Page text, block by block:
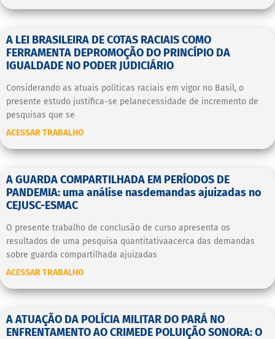
A LEI BRASILEIRA DE COTAS RACIAIS COMO
FERRAMENTA DEPROMOÇÃO DO PRINCÍPIO DA
IGUALDADE NO PODER JUDICIÁRIO
Considerando as atuais políticas raciais em vigor no Basil, o
presente estudo justifica-se pelanecessidade de incremento de
pesquisas que se
ACESSAR TRABALHO
A GUARDA COMPARTILHADA EM PERÍODOS DE
PANDEMIA: uma análise nasdemandas ajuizadas no
CEJUSC-ESMAC
O presente trabalho de conclusão de curso apresenta os
resultados de uma pesquisa quantitativaacerca das demandas
sobre guarda compartilhada ajuizadas
ACESSAR TRABALHO
A ATUAÇÃO DA POLÍCIA MILITAR DO PARÁ NO
ENFRENTAMENTO AO CRIMEDE POLUIÇÃO SONORA: O